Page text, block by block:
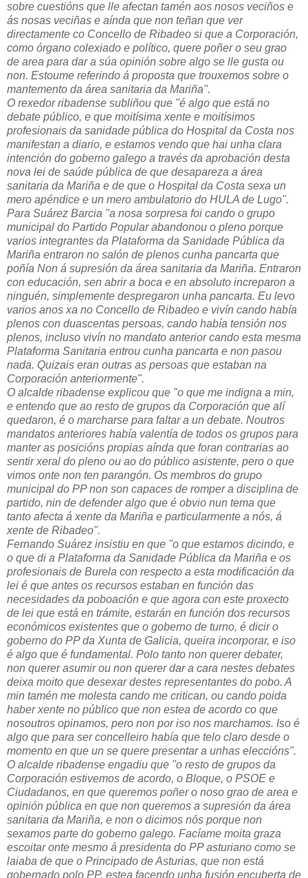
sobre cuestións que lle afectan tamén aos nosos veciños e
ás nosas veciñas e aínda que non teñan que ver
directamente co Concello de Ribadeo si que a Corporación,
como órgano colexiado e político, quere poñer o seu grao
de area para dar a súa opinión sobre algo se lle gusta ou
non. Estoume referindo á proposta que trouxemos sobre o
mantemento da área sanitaria da Mariña".
O rexedor ribadense subliñou que "é algo que está no
debate público, e que moitísima xente e moitísimos
profesionais da sanidade pública do Hospital da Costa nos
manifestan a diario, e estamos vendo que hai unha clara
intención do goberno galego a través da aprobación desta
nova lei de saúde pública de que desapareza a área
sanitaria da Mariña e de que o Hospital da Costa sexa un
mero apéndice e un mero ambulatorio do HULA de Lugo".
Para Suárez Barcia "a nosa sorpresa foi cando o grupo
municipal do Partido Popular abandonou o pleno porque
varios integrantes da Plataforma da Sanidade Pública da
Mariña entraron no salón de plenos cunha pancarta que
poñía Non á supresión da área sanitaria da Mariña. Entraron
con educación, sen abrir a boca e en absoluto increparon a
ninguén, simplemente despregaron unha pancarta. Eu levo
varios anos xa no Concello de Ribadeo e vivín cando había
plenos con duascentas persoas, cando había tensión nos
plenos, incluso vivín no mandato anterior cando esta mesma
Plataforma Sanitaria entrou cunha pancarta e non pasou
nada. Quizais eran outras as persoas que estaban na
Corporación anteriormente".
O alcalde ribadense explicou que "o que me indigna a min,
e entendo que ao resto de grupos da Corporación que alí
quedaron, é o marcharse para faltar a un debate. Noutros
mandatos anteriores había valentía de todos os grupos para
manter as posicións propias aínda que foran contrarias ao
sentir xeral do pleno ou ao do público asistente, pero o que
vimos onte non ten parangón. Os membros do grupo
municipal do PP non son capaces de romper a disciplina de
partido, nin de defender algo que é obvio nun tema que
tanto afecta á xente da Mariña e particularmente a nós, á
xente de Ribadeo".
Fernando Suárez insistiu en que "o que estamos dicindo, e
o que di a Plataforma da Sanidade Pública da Mariña e os
profesionais de Burela con respecto a esta modificación da
lei é que antes os recursos estaban en función das
necesidades da poboación e que agora con este proxecto
de lei que está en trámite, estarán en función dos recursos
económicos existentes que o goberno de turno, é dicir o
goberno do PP da Xunta de Galicia, queira incorporar, e iso
é algo que é fundamental. Polo tanto non querer debater,
non querer asumir ou non querer dar a cara nestes debates
deixa moito que desexar destes representantes do pobo. A
min tamén me molesta cando me critican, ou cando poida
haber xente no público que non estea de acordo co que
nosoutros opinamos, pero non por iso nos marchamos. Iso é
algo que para ser concelleiro había que telo claro desde o
momento en que un se quere presentar a unhas eleccións".
O alcalde ribadense engadiu que "o resto de grupos da
Corporación estivemos de acordo, o Bloque, o PSOE e
Ciudadanos, en que queremos poñer o noso grao de area e
opinión pública en que non queremos a supresión da área
sanitaria da Mariña, e non o dicimos nós porque non
sexamos parte do goberno galego. Facíame moita graza
escoitar onte mesmo á presidenta do PP asturiano como se
laiaba de que o Principado de Asturias, que non está
gobernado polo PP, estea facendo unha fusión encuberta de